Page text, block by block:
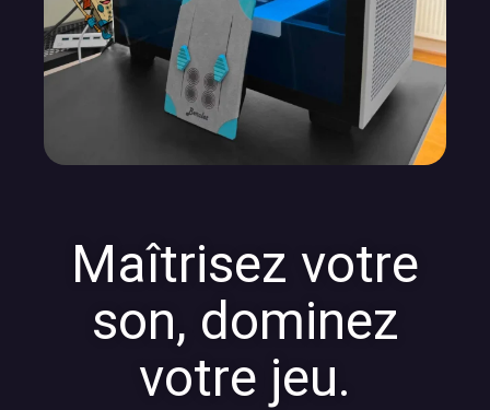
Maîtrisez votre
son, dominez
votre jeu.